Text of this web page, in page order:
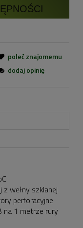
poleć znajomemu
dodaj opinię
wełny szklanej
perforacyjne
na 1 metrze rury